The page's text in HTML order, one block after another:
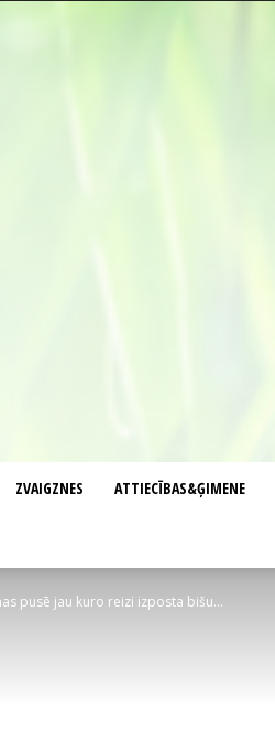
ZVAIGZNES ATTIECĪBAS&ĢIMENE
pusē jau kuro reizi izposta bišu...